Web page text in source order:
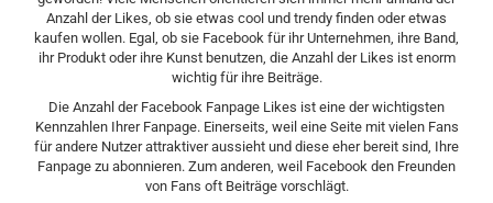
Anzahl der Likes, ob sie etwas cool und trendy finden oder etwas
kaufen wollen. Egal, ob sie Facebook für ihr Unternehmen, ihre Band,
ihr Produkt oder ihre Kunst benutzen, die Anzahl der Likes ist enorm
wichtig für ihre Beiträge.
Die Anzahl der Facebook Fanpage Likes ist eine der wichtigsten
Kennzahlen Ihrer Fanpage. Einerseits, weil eine Seite mit vielen Fans
für andere Nutzer attraktiver aussieht und diese eher bereit sind, Ihre
Fanpage zu abonnieren. Zum anderen, weil Facebook den Freunden
von Fans oft Beiträge vorschlägt.